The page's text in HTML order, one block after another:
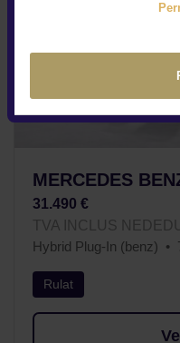
MERCEDES
31.490 €
TVA INCLUS
Hybrid Plug-In (benz)
Rulat